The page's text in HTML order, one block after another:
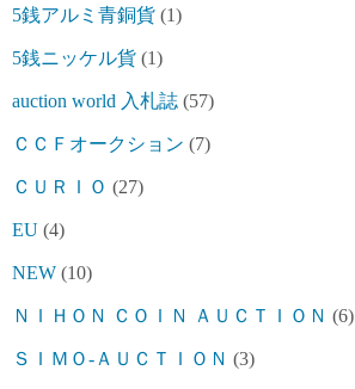
5銭アルミ青銅貨 (1)
5銭ニッケル貨 (1)
auction world 入札誌 (57)
ＣＣＦオークション (7)
ＣＵＲＩＯ (27)
EU (4)
NEW (10)
ＮＩＨＯＮ ＣＯＩＮ ＡＵＣＴＩＯＮ (6)
ＳＩＭＯ-ＡＵＣＴＩＯＮ (3)